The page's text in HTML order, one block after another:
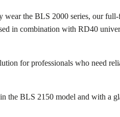
wear the BLS 2000 series, our full-
in combination with RD40
for professionals who need
the BLS 2150 model and with a